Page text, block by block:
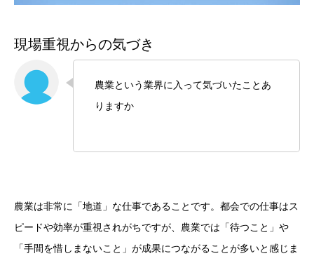
現場重視からの気づき
農業という業界に入って気づいたことあ
りますか
農業は非常に「地道」な仕事であることです。都会での仕事はス
ピードや効率が重視されがちですが、農業では「待つこと」や
「手間を惜しまないこと」が成果につながることが多いと感じま